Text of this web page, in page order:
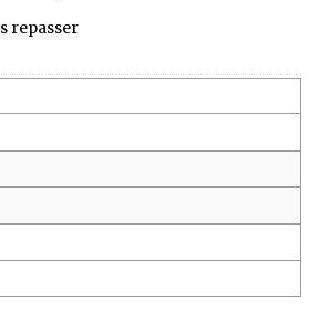
repasser